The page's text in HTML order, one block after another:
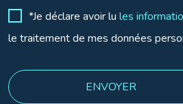
*Je déclare avoir lu les
le traitement de mes données